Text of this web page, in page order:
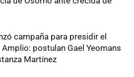
campaña para presidir el
Amplio: postulan Gael Yeomans
Martínez